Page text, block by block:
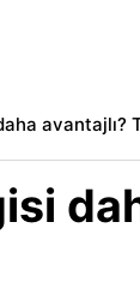
avantajlı?